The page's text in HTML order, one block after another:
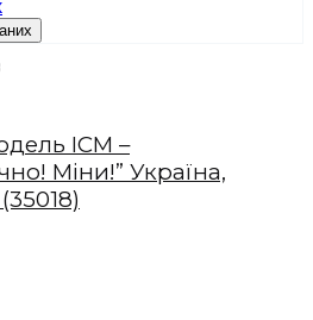
ICM –
Міни!” Україна,